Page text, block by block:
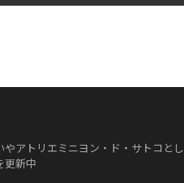
やアトリエミニヨン・ド・サトコとし
更新中